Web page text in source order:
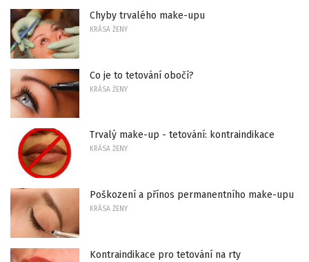
Chyby trvalého make-upu
KRÁSA ŽENY
Co je to tetování obočí?
KRÁSA ŽENY
Trvalý make-up - tetování: kontraindikace
KRÁSA ŽENY
Poškození a přínos permanentního make-upu
KRÁSA ŽENY
Kontraindikace pro tetování na rty